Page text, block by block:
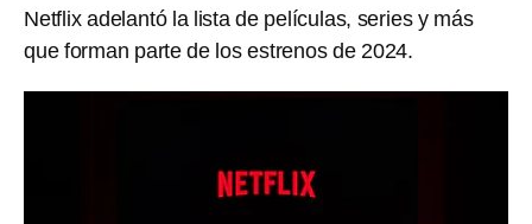
Netflix adelantó la lista de películas, series y más
que forman parte de los estrenos de 2024.